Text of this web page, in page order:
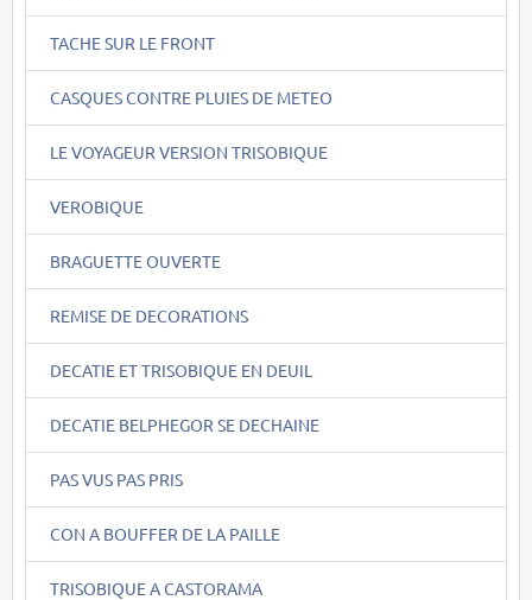
TACHE SUR LE FRONT
CASQUES CONTRE PLUIES DE METEO
LE VOYAGEUR VERSION TRISOBIQUE
VEROBIQUE
BRAGUETTE OUVERTE
REMISE DE DECORATIONS
DECATIE ET TRISOBIQUE EN DEUIL
DECATIE BELPHEGOR SE DECHAINE
PAS VUS PAS PRIS
CON A BOUFFER DE LA PAILLE
TRISOBIQUE A CASTORAMA